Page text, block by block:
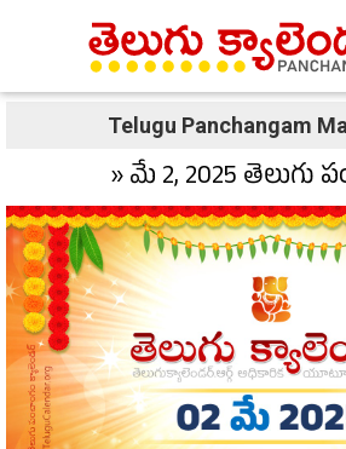
Telugu Panchangam
» మే 2, 2025 తెలుగు